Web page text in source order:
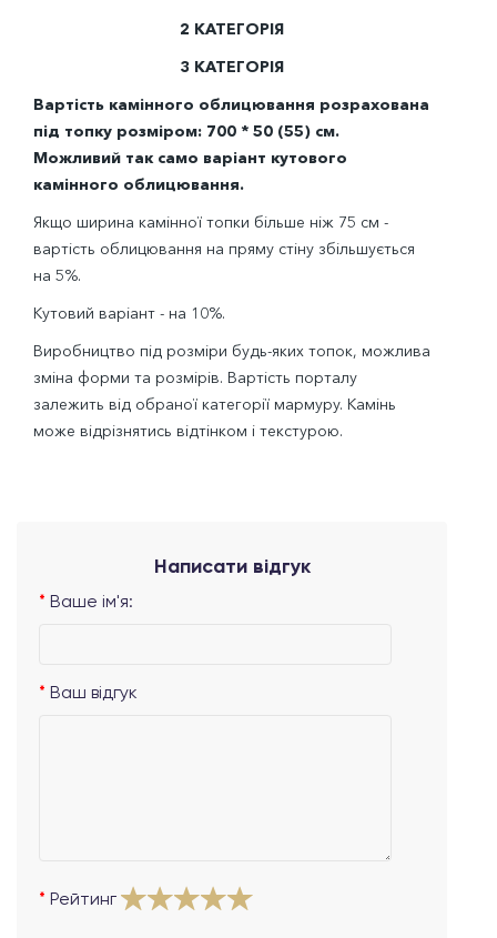
2 КАТЕГОРІЯ
3 КАТЕГОРІЯ
Вартість камінного облицювання розрахована
під топку розміром: 700 * 50 (55) см.
Можливий так само варіант кутового
камінного облицювання.
Якщо ширина камінної топки більше ніж 75 см -
вартість облицювання на пряму стіну збільшується
на 5%.
Кутовий варіант - на 10%.
Виробництво під розміри будь-яких топок, можлива
зміна форми та розмірів. Вартість порталу
залежить від обраної категорії мармуру. Камінь
може відрізнятись відтінком і текстурою.
Написати відгук
Ваше ім'я:
Ваш відгук
Рейтинг